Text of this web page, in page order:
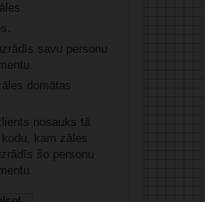
savu personu
domātas
nosauks tā
kam zāles
šo personu